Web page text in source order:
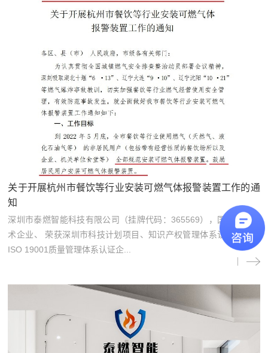
关于开展杭州市餐饮等行业安装可燃气体报警装置工作的通
知
深圳市泰燃智能科技有限公司（挂牌代码：365569），国家高新技
术企业、 荣获深圳市科技计划项目、知识产权管理体系认证企业、
ISO 19001质量管理体系认证企...